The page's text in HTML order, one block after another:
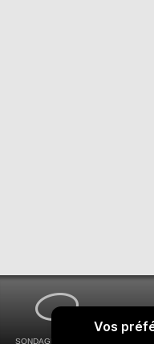
SONDAGES MA VOIX